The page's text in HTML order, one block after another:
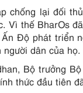
chống lại đối
Vì thế BharOs
Độ phát triển
dân của họ.
Bộ trưởng
thức đầu tiên